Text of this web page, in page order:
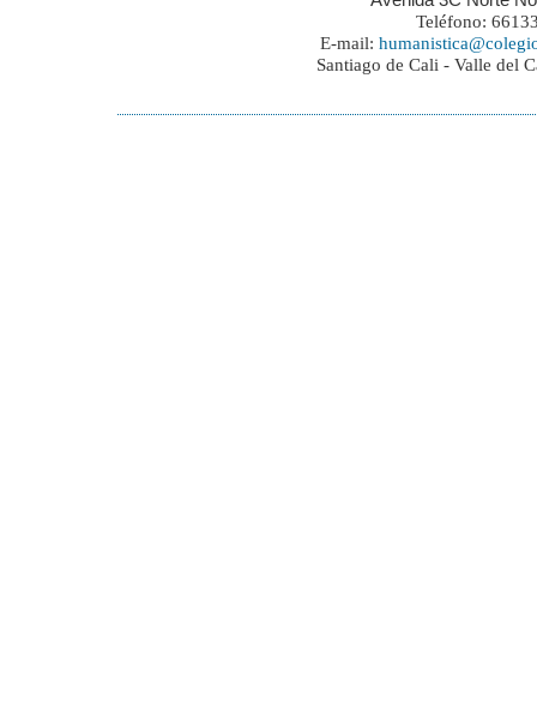
Teléfono:
E-mail:
Santiago de Cali - Valle del